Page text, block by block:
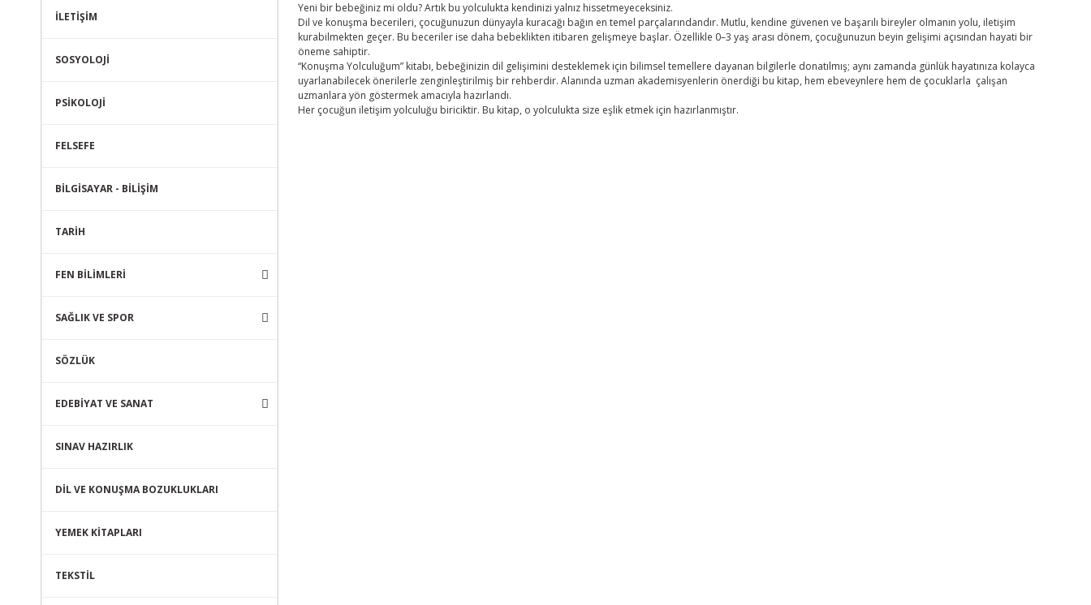
İLETİŞİM
SOSYOLOJİ
PSİKOLOJİ
FELSEFE
BİLGİSAYAR - BİLİŞİM
TARİH
FEN BİLİMLERİ
SAĞLIK VE SPOR
SÖZLÜK
EDEBİYAT VE SANAT
SINAV HAZIRLIK
DİL VE KONUŞMA BOZUKLUKLARI
YEMEK KİTAPLARI
TEKSTİL
Yeni bir bebeğiniz mi oldu? Artık bu yolculukta kendinizi yalnız hissetmeyeceksiniz.
Dil ve konuşma becerileri, çocuğunuzun dünyayla kuracağı bağın en temel parçalarındandır. Mutlu, kendine güvenen ve başarılı bireyler olmanın yolu, iletişim
kurabilmekten geçer. Bu beceriler ise daha bebeklikten itibaren gelişmeye başlar. Özellikle 0–3 yaş arası dönem, çocuğunuzun beyin gelişimi açısından hayati bir
öneme sahiptir.
“Konuşma Yolculuğum” kitabı, bebeğinizin dil gelişimini desteklemek için bilimsel temellere dayanan bilgilerle donatılmış; aynı zamanda günlük hayatınıza kolayca
uyarlanabilecek önerilerle zenginleştirilmiş bir rehberdir. Alanında uzman akademisyenlerin önerdiği bu kitap, hem ebeveynlere hem de çocuklarla çalışan
uzmanlara yön göstermek amacıyla hazırlandı.
Her çocuğun iletişim yolculuğu biriciktir. Bu kitap, o yolculukta size eşlik etmek için hazırlanmıştır.